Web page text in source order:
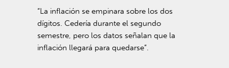
“La inflación se empinara sobre los dos
dígitos. Cedería durante el segundo
semestre, pero los datos señalan que la
inflación llegará para quedarse”.